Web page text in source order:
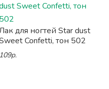
для ногтей Star dust
Confetti, тон 502
109р.